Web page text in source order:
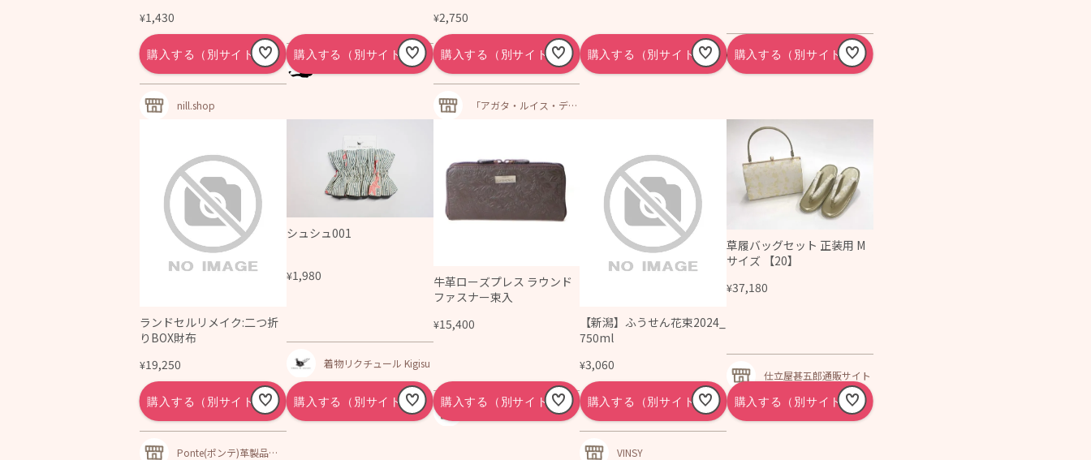
¥1,430
nill.shop
ANEL
atha Ruiz de la Prada）
¥2,750
「アガタ・ルイス・デ・
スバッグ・ファッション
通販
自然の温もりを暮らし
ランドセルリメイク:二つ折
りBOX財布
¥19,250
Ponte(ポンテ)革製品オ
シュシュ001
¥1,980
着物リクチュール Kigisu
牛革ローズプレス ラウンド
ファスナー束入
¥15,400
香鳥屋
【新潟】ふうせん花束2024_
750ml
¥3,060
VINSY
草履バッグセット 正装用 M
サイズ 【20】
¥37,180
仕立屋甚五郎通販サイト